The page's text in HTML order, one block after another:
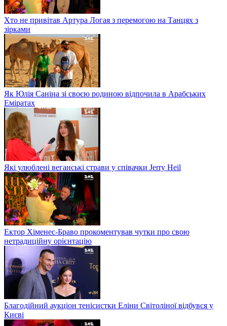
Хто не привітав Артура Логая з перемогою на Танцях з
зірками
Як Юлія Саніна зі своєю родиною відпочила в Арабських
Еміратах
Які улюблені веганські страви у співачки Jerry Heil
Ектор Хіменес-Браво прокоментував чутки про свою
нетрадиційну орієнтацію
Благодійний аукціон тенісистки Еліни Світоліної відбувся у
Києві